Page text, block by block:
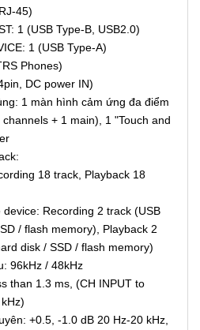
45)
1 (USB Type-B, USB2.0)
1 (USB Type-A)
Phones)
DC power IN)
1 màn hình cảm ứng đa điểm
+ 1 main), 1 "Touch and
18 track, Playback 18
device: Recording 2 track (USB
/ flash memory), Playback 2
disk / SSD / flash memory)
96kHz / 48kHz
than 1.3 ms, (CH INPUT to
+0.5, -1.0 dB 20 Hz-20 kHz,